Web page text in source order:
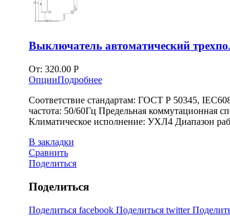
Выключатель автоматический
От: 320.00 Р
ОпцииПодробнее
Соответствие стандартам: ГОСТ Р 50345,
частота: 50/60Гц Предельная коммутационная
Климатическое исполнение: УХЛ4 Диапазон
В закладки
Сравнить
Поделиться
Поделиться
Поделиться facebook Поделиться twitter